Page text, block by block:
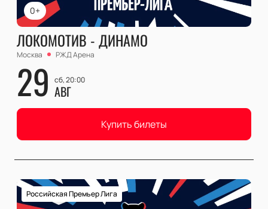
0+
ЛОКОМОТИВ - ДИНАМО
Москва РЖД Арена
29 сб, 20:00
АВГ
Купить билеты
Российская Премьер Лига